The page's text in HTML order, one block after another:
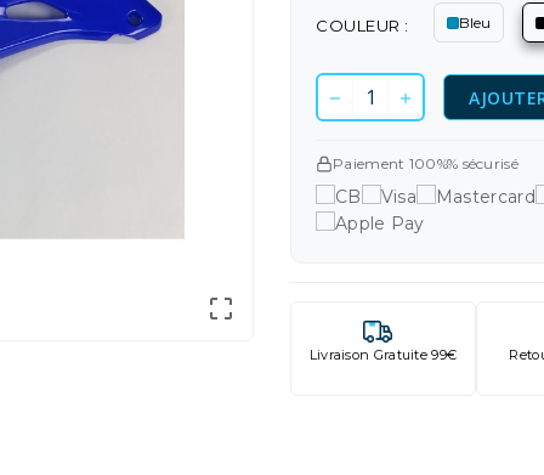

COULEUR : Bleu
Paiement 100%% sécurisé
Livraison Gratuite 99€